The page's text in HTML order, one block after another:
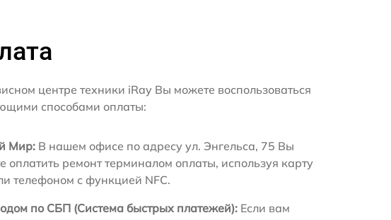
центре техники iRay Вы можете воспользоваться
способами оплаты:
Мир: В нашем офисе по адресу ул. Энгельса, 75 Вы
оплатить ремонт терминалом оплаты, используя карту
телефоном с функцией NFC.
по СБП (Система быстрых платежей): Если вам